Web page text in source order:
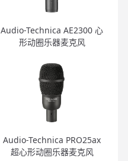
Audio-Technica AE2300 心
形动圈乐器麦克风
Audio-Technica PRO25ax
超心形动圈乐器麦克风